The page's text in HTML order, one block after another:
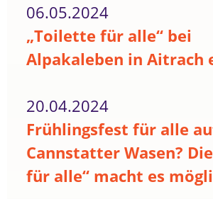
06.05.2024
„Toilette für alle“ bei
Alpakaleben in Aitrach
20.04.2024
Frühlingsfest für alle
Cannstatter Wasen?
für alle“ macht es